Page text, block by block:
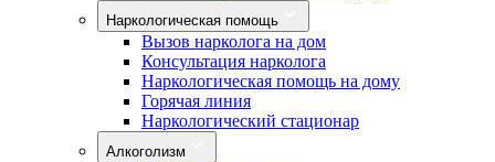
Наркологическая помощь
Вызов нарколога на дом
Консультация нарколога
Наркологическая помощь на дому
Горячая линия
Наркологический стационар
Алкоголизм